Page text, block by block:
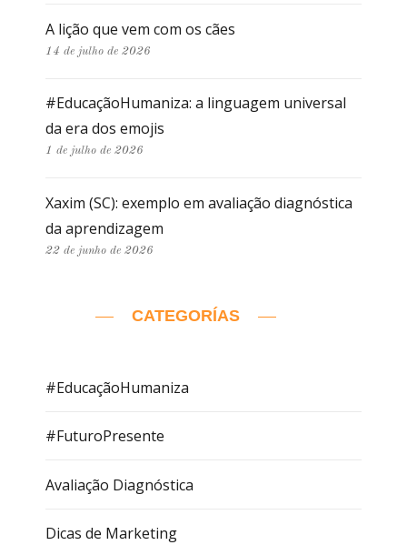
A lição que vem com os cães
14 de julho de 2026
#EducaçãoHumaniza: a linguagem universal
da era dos emojis
1 de julho de 2026
Xaxim (SC): exemplo em avaliação diagnóstica
da aprendizagem
22 de junho de 2026
CATEGORÍAS
#EducaçãoHumaniza
#FuturoPresente
Avaliação Diagnóstica
Dicas de Marketing